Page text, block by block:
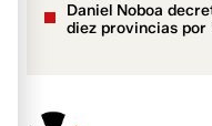
Daniel Noboa
diez provincias